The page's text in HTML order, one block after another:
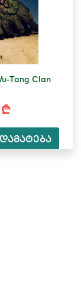
Tang Clan
₾